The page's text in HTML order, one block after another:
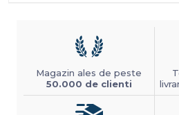
Magazin ales de peste
50.000 de clienti